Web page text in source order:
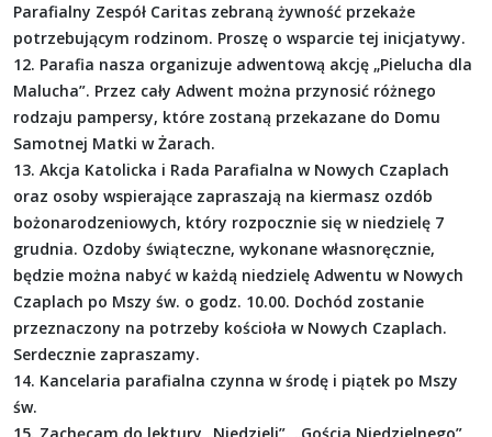
Parafialny Zespół Caritas zebraną żywność przekaże
potrzebującym rodzinom. Proszę o wsparcie tej inicjatywy.
12. Parafia nasza organizuje adwentową akcję „Pielucha dla
Malucha”. Przez cały Adwent można przynosić różnego
rodzaju pampersy, które zostaną przekazane do Domu
Samotnej Matki w Żarach.
13. Akcja Katolicka i Rada Parafialna w Nowych Czaplach
oraz osoby wspierające zapraszają na kiermasz ozdób
bożonarodzeniowych, który rozpocznie się w niedzielę 7
grudnia. Ozdoby świąteczne, wykonane własnoręcznie,
będzie można nabyć w każdą niedzielę Adwentu w Nowych
Czaplach po Mszy św. o godz. 10.00. Dochód zostanie
przeznaczony na potrzeby kościoła w Nowych Czaplach.
Serdecznie zapraszamy.
14. Kancelaria parafialna czynna w środę i piątek po Mszy
św.